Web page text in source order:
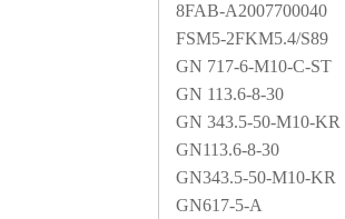
8FAB-A2007700040
FSM5-2FKM5.4/S89
GN 717-6-M10-C-ST
GN 113.6-8-30
GN 343.5-50-M10-KR
GN113.6-8-30
GN343.5-50-M10-KR
GN617-5-A